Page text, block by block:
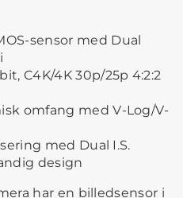
sensor med Dual
C4K/4K 30p/25p 4:2:2
omfang med V-Log/V-
med Dual I.S.
design
har en billedsensor i